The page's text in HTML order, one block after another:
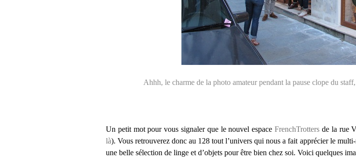
Ahhh, le charme de la photo amateur pendant la pause clope du
Un petit mot pour vous signaler que le nouvel espaceFrenchTrotters de la rue
là). Vous retrouverez donc au 128 tout l’univers qui nous a fait apprécier le
une belle sélection de linge et d’objets pour être bien chez soi. Voici quelques